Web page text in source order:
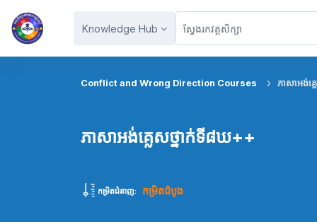
Knowledge Hub
Conflict and Wrong Direction Courses ភាសាអង់គ្
ភាសាអង់គ្លេសថ្នាក់ទី៨ឃ++
កម្រិតជំនាញ: កម្រិតដំបូង